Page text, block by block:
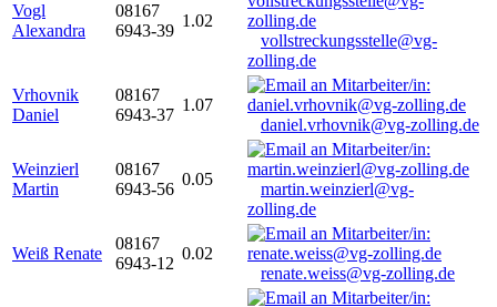
Vogl
Alexandra
08167
6943-39
1.02
vollstreckungsstelle@vg-
zolling.de
Vrhovnik
Daniel
08167
6943-37
1.07
daniel.vrhovnik@vg-zolling.de
Weinzierl
Martin
08167
6943-56
0.05
martin.weinzierl@vg-
zolling.de
Weiß Renate
08167
6943-12
0.02
renate.weiss@vg-zolling.de